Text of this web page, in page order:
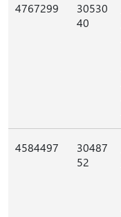
4767299
30530
40
4584497
30487
52